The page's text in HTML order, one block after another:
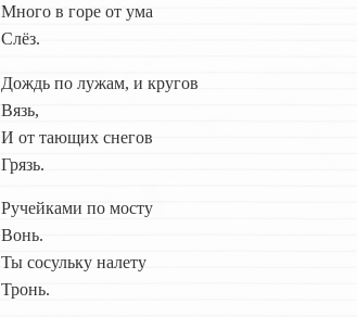
Много в горе от ума
Слёз.
Дождь по лужам, и кругов
Вязь,
И от тающих снегов
Грязь.
Ручейками по мосту
Вонь.
Ты сосульку налету
Тронь.